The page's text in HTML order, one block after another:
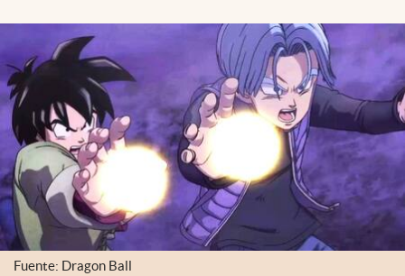
Fuente: Dragon Ball